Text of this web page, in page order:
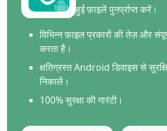
हुई फ़ाइलें पुनर्प्राप्त करें।
विभिन्न फ़ाइल प्रकारों की तेज़ और
करता है।
क्षतिग्रस्त Android डिवाइस से
निकालें।
100% सुरक्षा की गारंटी।